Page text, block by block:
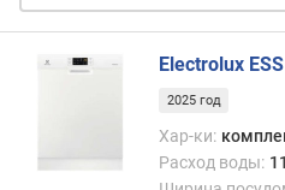
т
и
Electrolux
2025 год
Хар-ки:
Расход воды: